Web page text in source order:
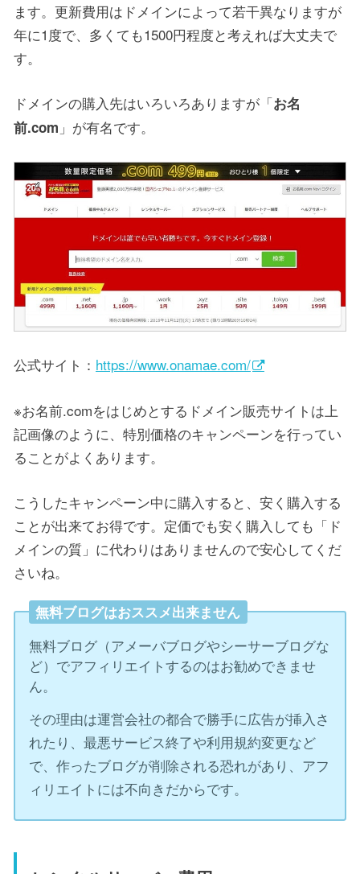
ます。更新費用はドメインによって若干異なりますが
年に1度で、多くても1500円程度と考えれば大丈夫で
す。
ドメインの購入先はいろいろありますが「お名
前.com 」が有名です。
公式サイト： https://www.onamae.com/
※お名前.comをはじめとするドメイン販売サイトは上
記画像のように、特別価格のキャンペーンを行ってい
ることがよくあります。
こうしたキャンペーン中に購入すると、安く購入する
ことが出来てお得です。定価でも安く購入しても「ド
メインの質」に代わりはありませんので安心してくだ
さいね。
無料ブログはおススメ出来ません
無料ブログ（アメーバブログやシーサーブログな
ど）でアフィリエイトするのはお勧めできませ
ん。
その理由は運営会社の都合で勝手に広告が挿入さ
れたり、最悪サービス終了や利用規約変更など
で、作ったブログが削除される恐れがあり、アフ
ィリエイトには不向きだからです。